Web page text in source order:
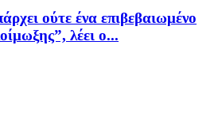
ούτε ένα επιβεβαιωμένο
λέει ο...